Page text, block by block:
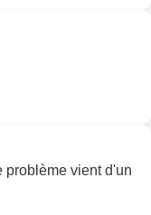
problème vient d'un